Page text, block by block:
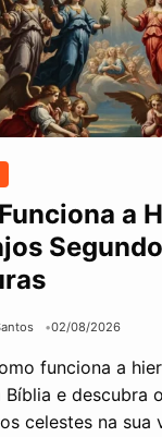
a
02/08/2026
funciona a
Bíblia e descubra
celestes na sua